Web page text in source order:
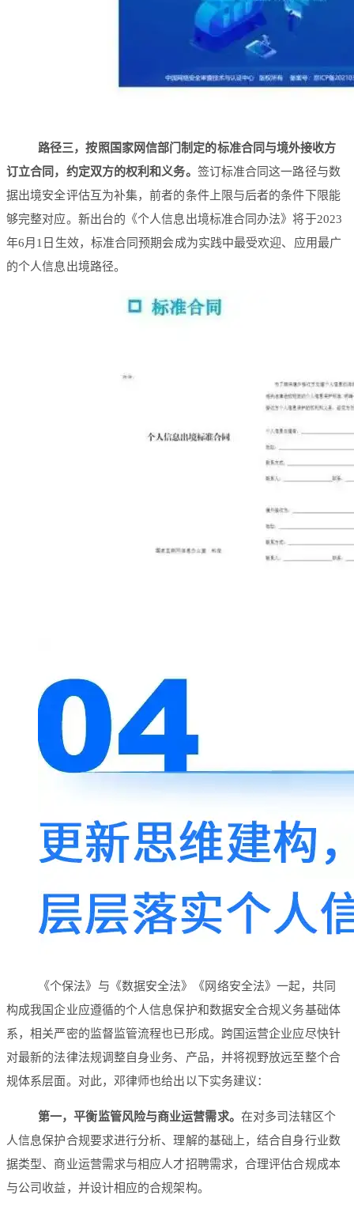
路径三，按照国家网信部门制定的标准合同与境外接收方
订立合同，约定双方的权利和义务。 签订标准合同这一路径与数
据出境安全评估互为补集，前者的条件上限与后者的条件下限能
够完整对应。新出台的《个人信息出境标准合同办法》将于2023
年6月1日生效，标准合同预期会成为实践中最受欢迎、应用最广
的个人信息出境路径。
《个保法》与《数据安全法》《网络安全法》一起，共同
构成我国企业应遵循的个人信息保护和数据安全合规义务基础体
系，相关严密的监督监管流程也已形成。跨国运营企业应尽快针
对最新的法律法规调整自身业务、产品，并将视野放远至整个合
规体系层面。对此，邓律师也给出以下实务建议：
第一，平衡监管风险与商业运营需求。 在对多司法辖区个
人信息保护合规要求进行分析、理解的基础上，结合自身行业数
据类型、商业运营需求与相应人才招聘需求，合理评估合规成本
与公司收益，并设计相应的合规架构。